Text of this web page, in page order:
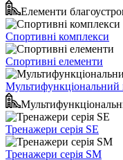
Елементи
Спортивні комплекси
Спортивні елементи
Мультифункціональний
Тренажери серія SE
Тренажери серія SM